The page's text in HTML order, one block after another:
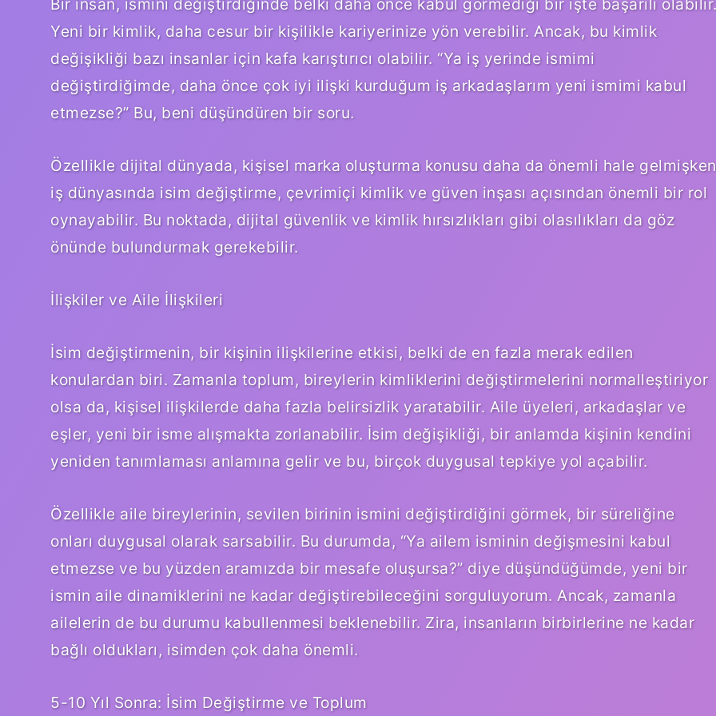
Bir insan, ismini değiştirdiğinde belki daha önce kabul görmediği bir işte başarılı
Yeni bir kimlik, daha cesur bir kişilikle kariyerinize yön verebilir. Ancak, bu kimlik
değişikliği bazı insanlar için kafa karıştırıcı olabilir. “Ya iş yerinde ismimi
değiştirdiğimde, daha önce çok iyi ilişki kurduğum iş arkadaşlarım yeni ismimi kabul
etmezse?” Bu, beni düşündüren bir soru.
Özellikle dijital dünyada, kişisel marka oluşturma konusu daha da önemli hale
iş dünyasında isim değiştirme, çevrimiçi kimlik ve güven inşası açısından önemli bir rol
oynayabilir. Bu noktada, dijital güvenlik ve kimlik hırsızlıkları gibi olasılıkları da göz
önünde bulundurmak gerekebilir.
İlişkiler ve Aile İlişkileri
İsim değiştirmenin, bir kişinin ilişkilerine etkisi, belki de en fazla merak edilen
konulardan biri. Zamanla toplum, bireylerin kimliklerini değiştirmelerini normalleştiriyor
olsa da, kişisel ilişkilerde daha fazla belirsizlik yaratabilir. Aile üyeleri, arkadaşlar ve
eşler, yeni bir isme alışmakta zorlanabilir. İsim değişikliği, bir anlamda kişinin kendini
yeniden tanımlaması anlamına gelir ve bu, birçok duygusal tepkiye yol açabilir.
Özellikle aile bireylerinin, sevilen birinin ismini değiştirdiğini görmek, bir süreliğine
onları duygusal olarak sarsabilir. Bu durumda, “Ya ailem isminin değişmesini kabul
etmezse ve bu yüzden aramızda bir mesafe oluşursa?” diye düşündüğümde, yeni bir
ismin aile dinamiklerini ne kadar değiştirebileceğini sorguluyorum. Ancak, zamanla
ailelerin de bu durumu kabullenmesi beklenebilir. Zira, insanların birbirlerine ne kadar
bağlı oldukları, isimden çok daha önemli.
5-10 Yıl Sonra: İsim Değiştirme ve Toplum